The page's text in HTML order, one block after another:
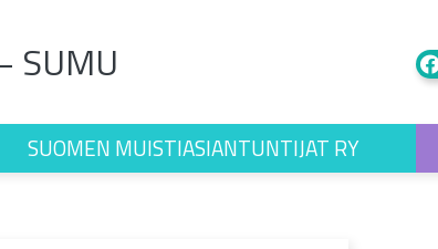
SUMU
SUOMEN MUISTIASIANTUNTIJAT RY